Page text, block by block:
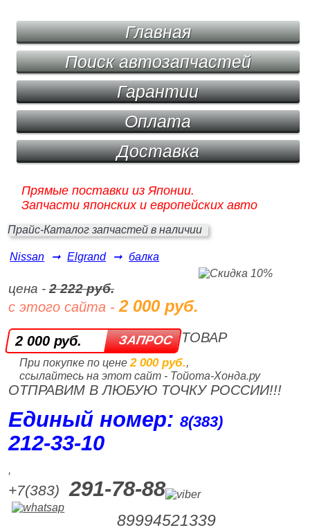
Главная
Поиск автозапчастей
Гарантии
Оплата
Доставка
Прямые поставки из Японии.
Запчасти японских и европейских авто
Прайс-Каталог запчастей в наличии
Nissan ➞ Elgrand ➞ балка
цена -2 222 руб.
с этого сайта -2 000 руб.
2 000 руб.
При покупке по цене 2 000 руб.,
ссылайтесь на этот сайт - Тойота-Хонда.ру
ТОВАР
ОТПРАВИМ В ЛЮБУЮ ТОЧКУ РОССИИ!!!
Единый номер:8(383)
212‑33‑10
,
+7(383) 291-78-88
89994521339